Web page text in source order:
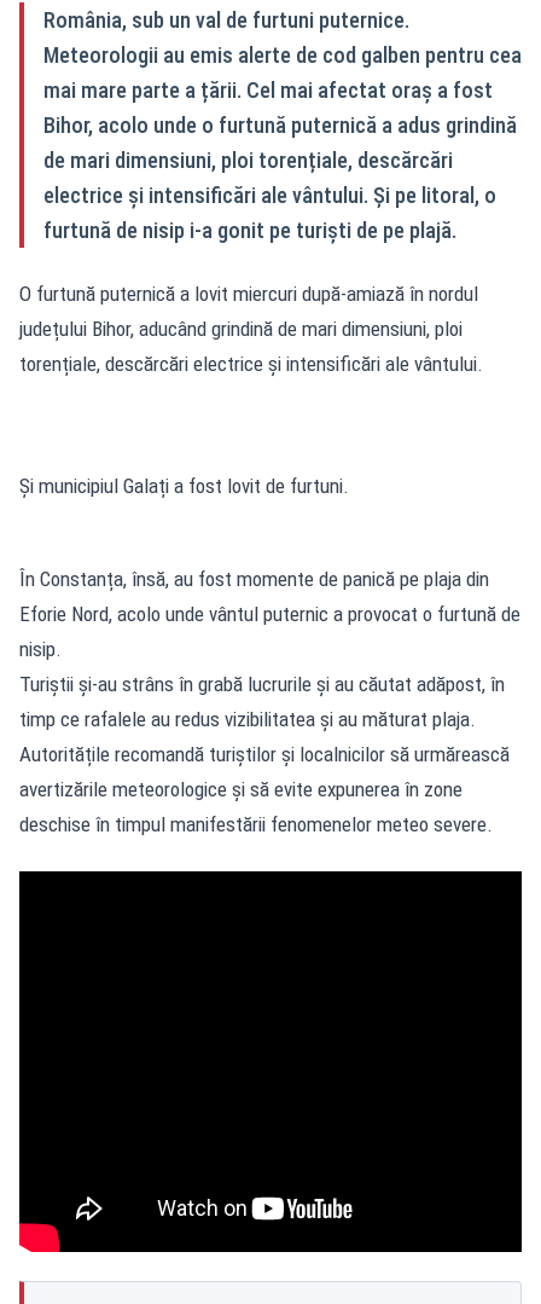
România, sub un val de furtuni puternice.
Meteorologii au emis alerte de cod galben pentru cea
mai mare parte a țării. Cel mai afectat oraș a fost
Bihor, acolo unde o furtună puternică a adus grindină
de mari dimensiuni, ploi torențiale, descărcări
electrice și intensificări ale vântului. Și pe litoral, o
furtună de nisip i-a gonit pe turiști de pe plajă.
O furtună puternică a lovit miercuri după-amiază în nordul
județului Bihor, aducând grindină de mari dimensiuni, ploi
torențiale, descărcări electrice și intensificări ale vântului.
Și municipiul Galați a fost lovit de furtuni.
În Constanța, însă, au fost momente de panică pe plaja din
Eforie Nord, acolo unde vântul puternic a provocat o furtună de
nisip.
Turiștii și-au strâns în grabă lucrurile și au căutat adăpost, în
timp ce rafalele au redus vizibilitatea și au măturat plaja.
Autoritățile recomandă turiștilor și localnicilor să urmărească
avertizările meteorologice și să evite expunerea în zone
deschise în timpul manifestării fenomenelor meteo severe.